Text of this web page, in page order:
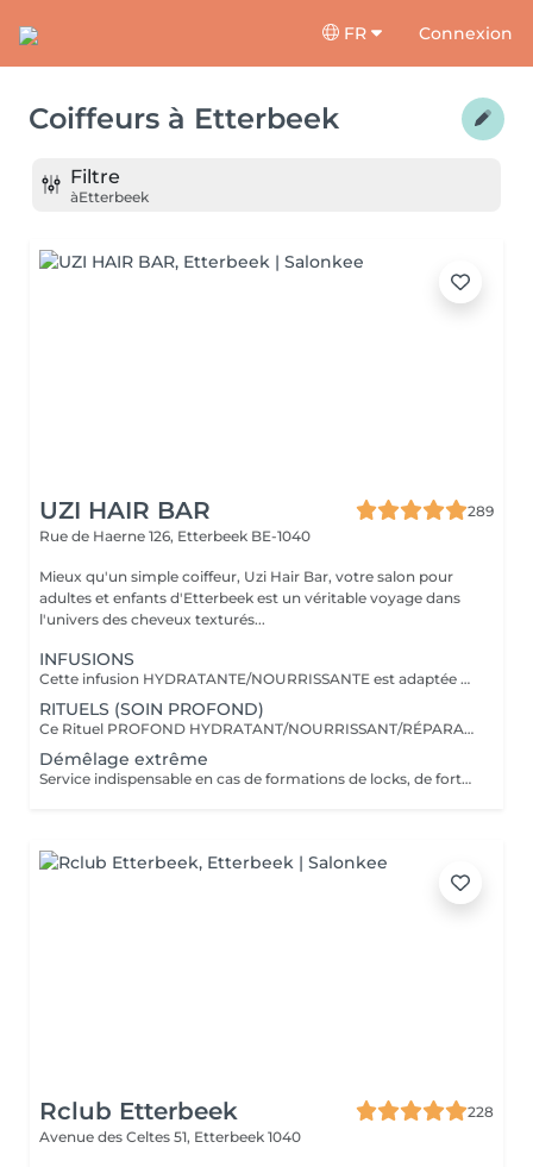
FR Connexion
Coiffeurs à Etterbeek
Filtre
àEtterbeek
UZI HAIR BAR
289
Rue de Haerne 126, Etterbeek BE-1040
Mieux qu'un simple coiffeur, Uzi Hair Bar, votre salon pour
adultes et enfants d'Etterbeek est un véritable voyage dans
l'univers des cheveux texturés...
INFUSIONS
Cette infusion HYDRATANTE/NOURRISSANTE est adaptée aux cheveux crépus, frisés, bouclés et ondulés. Remarque : Ce service NE comprend AUCUNE coupe. Cependant, l'option coupe des pointes à rajouter, est proposé au prix de 10 euros ! Il comprend : - Un démêlage simple (Si vos cheveux forment des locks, il faudra rajouter le démêlage extrême) - Un shampoing hydratant - Un démêlant hydratant/nourrissant sous serviette chaude - Une coiffure de finition au choix*** ***Ukoo = Mise en forme des boucles au diffuseur ***Kikao = Coiffure protectrice avec des nattes SANS extensions ***Kinga = Coiffure protectrice avec des twists SANS extensions Lors de votre rendez-vous, nous adaptons le soin en fonction des besoins de vos cheveux. NB : Longueur = Vos cheveux dépassent les épaules Densité = Forte masse capillaire (En général, il est difficile d'empoigner vos cheveux avec une seule main. Si vous n'êtes pas sûr.e, envoyez-nous une photo de vos cheveux sur WhatsApp) Veuillez noter que pour une MAXI longueur = à partir du bas du dos, un supplément de 25 euros vous sera facturé.
RITUELS (SOIN PROFOND)
Ce Rituel PROFOND HYDRATANT/NOURRISSANT/RÉPARATEUR est adapté aux cheveux crépus, frisés, bouclés et ondulés. Remarque : Ce service INCLUT une coupe ! Il comprend : - Un démêlage simple (Si vos cheveux forment des locks, il faudra rajouter le démêlage extrême) - Un shampoing clarifiant - Un shampoing hydratant - Un masque hydratant/nourrissant ou fortifiant sous casque à vapeur d'eau (20 min) - Une coiffure de finition au choix*** ***Ukoo = Mise en forme des boucles au diffuseur ***Kikao = Coiffure protectrice avec des nattes SANS extensions ***Kinga = Coiffure protectrice avec des twists SANS extensions ***Kanzi = Brushing avec plaques (Silk press) Lors de votre rendez-vous, nous adaptons le soin en fonction des besoins de vos cheveux. NB : Longueur = Vos cheveux dépassent les épaules Densité = Forte masse capillaire (En général, il est difficile d'empoigner vos cheveux avec une seule main. Si vous n'êtes pas sûr.e, envoyez-nous une photo de vos cheveux sur WhatsApp) Veuillez noter que pour une MAXI longueur = à partir du bas du dos, un supplément de 25 euros vous sera facturé.
Démêlage extrême
Service indispensable en cas de formations de locks, de forts emmêlements ou de gros noeuds dans vos cheveux.
Rclub Etterbeek
228
Avenue des Celtes 51, Etterbeek 1040